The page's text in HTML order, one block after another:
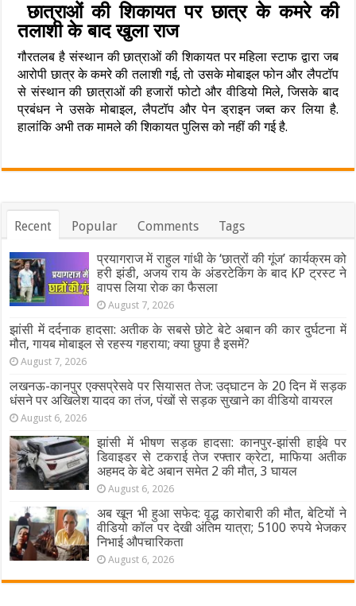
छात्राओं की शिकायत पर छात्र के कमरे की
तलाशी के बाद खुला राज
गौरतलब है संस्थान की छात्राओं की शिकायत पर महिला स्टाफ द्वारा जब
आरोपी छात्र के कमरे की तलाशी गई, तो उसके मोबाइल फोन और लैपटॉप
से संस्थान की छात्राओं की हजारों फोटो और वीडियो मिले, जिसके बाद
प्रबंधन ने उसके मोबाइल, लैपटॉप और पेन ड्राइन जब्त कर लिया है.
हालांकि अभी तक मामले की शिकायत पुलिस को नहीं की गई है.
Recent Popular Comments Tags
प्रयागराज में राहुल गांधी के ‘छात्रों की गूंज’ कार्यक्रम को
हरी झंडी, अजय राय के अंडरटेकिंग के बाद KP ट्रस्ट ने
वापस लिया रोक का फैसला
August 7, 2026
झांसी में दर्दनाक हादसा: अतीक के सबसे छोटे बेटे अबान की कार दुर्घटना में
मौत, गायब मोबाइल से रहस्य गहराया; क्या छुपा है इसमें?
August 7, 2026
लखनऊ-कानपुर एक्सप्रेसवे पर सियासत तेज: उद्घाटन के 20 दिन में सड़क
धंसने पर अखिलेश यादव का तंज, पंखों से सड़क सुखाने का वीडियो वायरल
August 6, 2026
झांसी में भीषण सड़क हादसा: कानपुर-झांसी हाईवे पर
डिवाइडर से टकराई तेज रफ्तार क्रेटा, माफिया अतीक
अहमद के बेटे अबान समेत 2 की मौत, 3 घायल
August 6, 2026
अब खून भी हुआ सफेद: वृद्ध कारोबारी की मौत, बेटियों ने
वीडियो कॉल पर देखी अंतिम यात्रा; 5100 रुपये भेजकर
निभाई औपचारिकता
August 6, 2026